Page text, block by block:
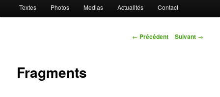
Textes Photos Medias Actualités Contact
Navigation
← Précédent Suivant →
Fragments